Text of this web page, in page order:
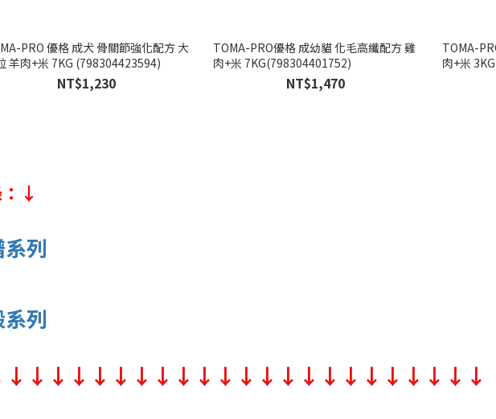
PRO 優格 成犬 骨關節強化配方 大
羊肉+米 7KG (798304423594)
NT$1,230
TOMA-PRO優格 成幼貓 化毛高纖配方 雞
肉+米 7KG(798304401752)
NT$1,470
TOMA-
肉+米
：↓
列
列